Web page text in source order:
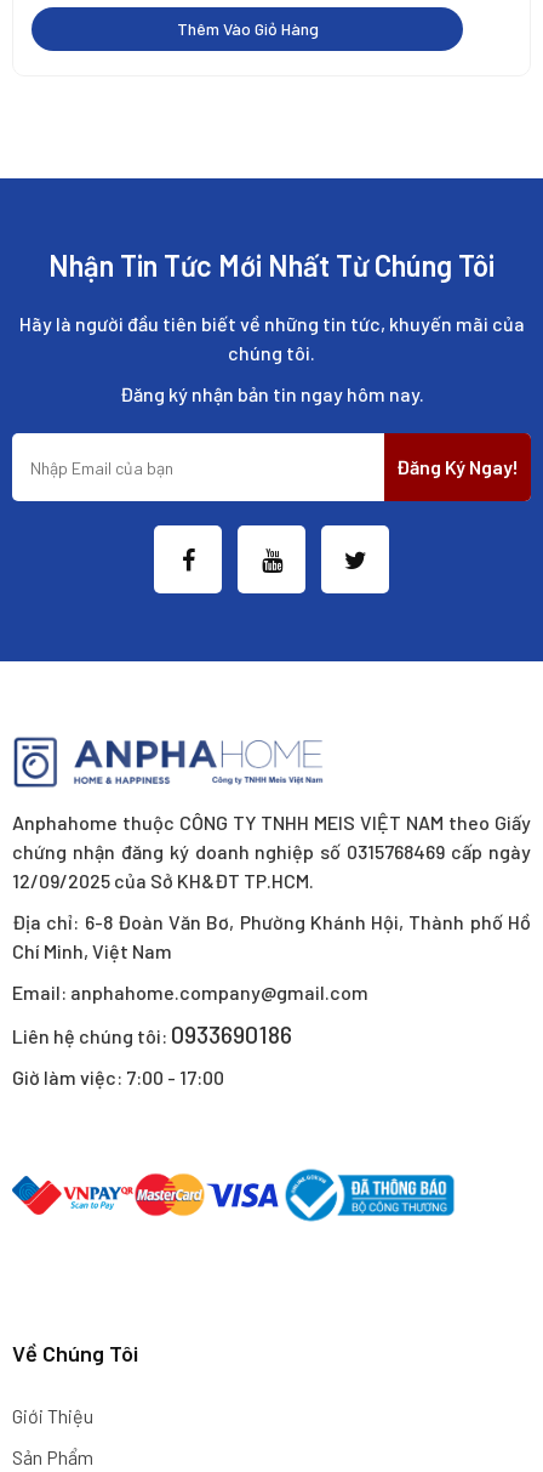
14.900.000 ₫.
tại
là:
Thêm Vào Giỏ Hàng
Nhận Tin Tức Mới Nhất Từ Chúng Tôi
Hãy là người đầu tiên biết về những tin tức, khuyến mãi của
chúng tôi.
Đăng ký nhận bản tin ngay hôm nay.
Đăng Ký Ngay!
Anphahome thuộc CÔNG TY TNHH MEIS VIỆT NAM theo Giấy
chứng nhận đăng ký doanh nghiệp số 0315768469 cấp ngày
12/09/2025 của Sở KH&ĐT TP.HCM.
Địa chỉ: 6-8 Đoàn Văn Bơ, Phường Khánh Hội, Thành phố Hồ
Chí Minh, Việt Nam
Email: anphahome.company@gmail.com
Liên hệ chúng tôi: 0933690186
Giờ làm việc: 7:00 - 17:00
Về Chúng Tôi
Giới Thiệu
Sản Phẩm